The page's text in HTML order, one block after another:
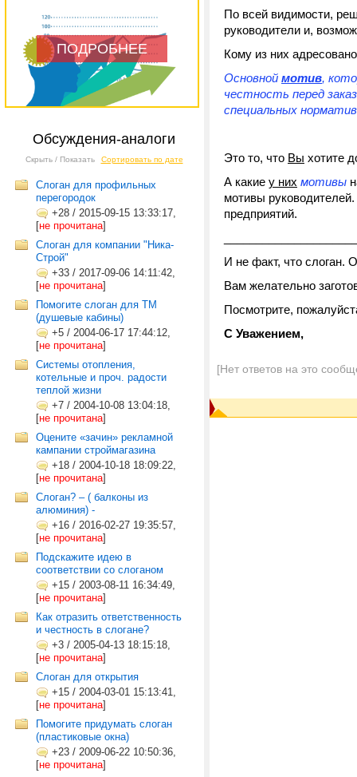
ПОДРОБНЕЕ
Обсуждения-аналоги
Скрыть / Показать Сортировать по дате
Слоган для профильных
перегородок
+28 / 2015-09-15 13:33:17,
[не прочитана]
Слоган для компании "Ника-
Строй"
+33 / 2017-09-06 14:11:42,
[не прочитана]
Помогите слоган для ТМ
(душевые кабины)
+5 / 2004-06-17 17:44:12,
[не прочитана]
Системы отопления,
котельные и проч. радости
теплой жизни
+7 / 2004-10-08 13:04:18,
[не прочитана]
Оцените «зачин» рекламной
кампании строймагазина
+18 / 2004-10-18 18:09:22,
[не прочитана]
Слоган? – ( балконы из
алюминия) -
+16 / 2016-02-27 19:35:57,
[не прочитана]
Подскажите идею в
соответствии со слоганом
+15 / 2003-08-11 16:34:49,
[не прочитана]
Как отразить ответственность
и честность в слогане?
+3 / 2005-04-13 18:15:18,
[не прочитана]
Слоган для открытия
+15 / 2004-03-01 15:13:41,
[не прочитана]
Помогите придумать слоган
(пластиковые окна)
+23 / 2009-06-22 10:50:36,
[не прочитана]
По всей видимости,
руководители и,
Кому из них
Основной мотив,
честность перед
специальных
Это то, что Вы хотите
А какие у них мотивы
мотивы
предприятий.
И не факт, что слоган.
Вам желательно
Посмотрите,
С Уважением,
[Нет ответов на это